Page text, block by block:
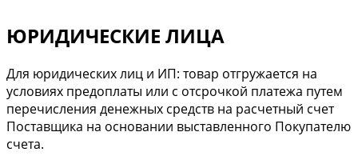
ЮРИДИЧЕСКИЕ ЛИЦА
Для юридических лиц и ИП: товар отгружается на
условиях предоплаты или с отсрочкой платежа путем
перечисления денежных средств на расчетный счет
Поставщика на основании выставленного Покупателю
счета.